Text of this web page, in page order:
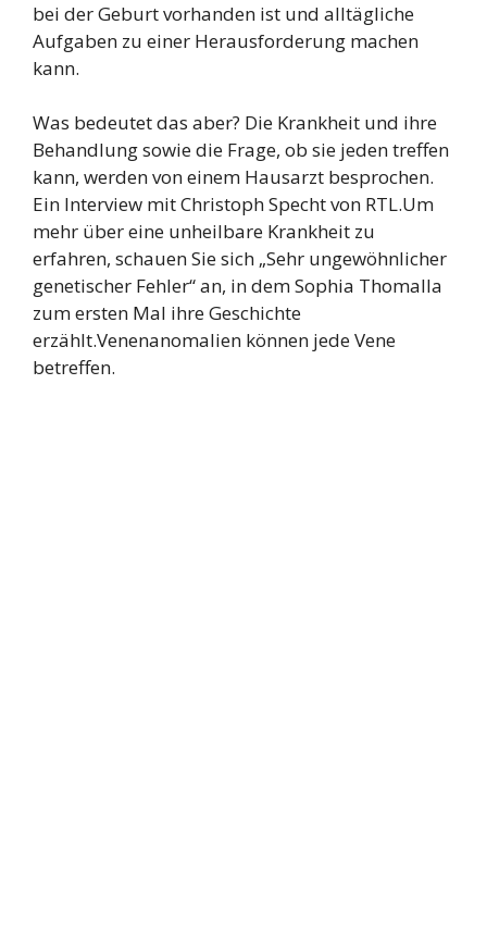
bei der Geburt vorhanden ist und alltägliche
Aufgaben zu einer Herausforderung machen
kann.
Was bedeutet das aber? Die Krankheit und ihre
Behandlung sowie die Frage, ob sie jeden treffen
kann, werden von einem Hausarzt besprochen.
Ein Interview mit Christoph Specht von RTL.Um
mehr über eine unheilbare Krankheit zu
erfahren, schauen Sie sich „Sehr ungewöhnlicher
genetischer Fehler“ an, in dem Sophia Thomalla
zum ersten Mal ihre Geschichte
erzählt.Venenanomalien können jede Vene
betreffen.